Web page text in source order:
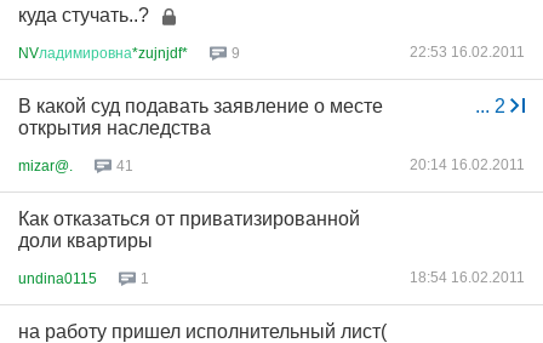
куда стучать..?
NVладимировна*zujnjdf* 9 22:53 16.02.2011
... 2
В какой суд подавать заявление о месте
открытия наследства
mizar@. 41 20:14 16.02.2011
Как отказаться от приватизированной
доли квартиры
undina0115 1 18:54 16.02.2011
на работу пришел исполнительный лист(